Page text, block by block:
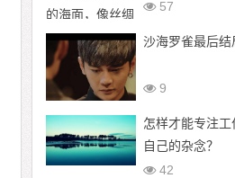
柔和，盈盈脉脉
57
沙海罗雀最后结
9
怎样才能专注工
自己的杂念？
42